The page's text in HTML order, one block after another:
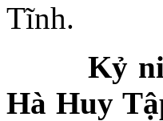
Tĩnh.
Kỷ
Hà Huy